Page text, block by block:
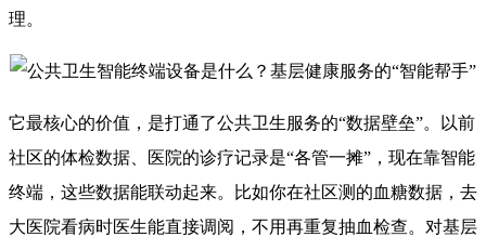
理。
它最核心的价值，是打通了公共卫生服务的“数据壁垒”。以前
社区的体检数据、医院的诊疗记录是“各管一摊”，现在靠智能
终端，这些数据能联动起来。比如你在社区测的血糖数据，去
大医院看病时医生能直接调阅，不用再重复抽血检查。对基层